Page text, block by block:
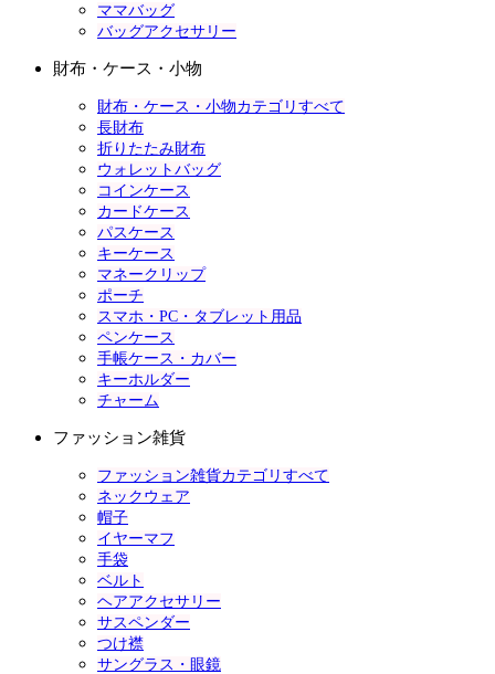
ママバッグ
バッグアクセサリー
財布・ケース・小物
財布・ケース・小物カテゴリすべて
長財布
折りたたみ財布
ウォレットバッグ
コインケース
カードケース
パスケース
キーケース
マネークリップ
ポーチ
スマホ・PC・タブレット用品
ペンケース
手帳ケース・カバー
キーホルダー
チャーム
ファッション雑貨
ファッション雑貨カテゴリすべて
ネックウェア
帽子
イヤーマフ
手袋
ベルト
ヘアアクセサリー
サスペンダー
つけ襟
サングラス・眼鏡